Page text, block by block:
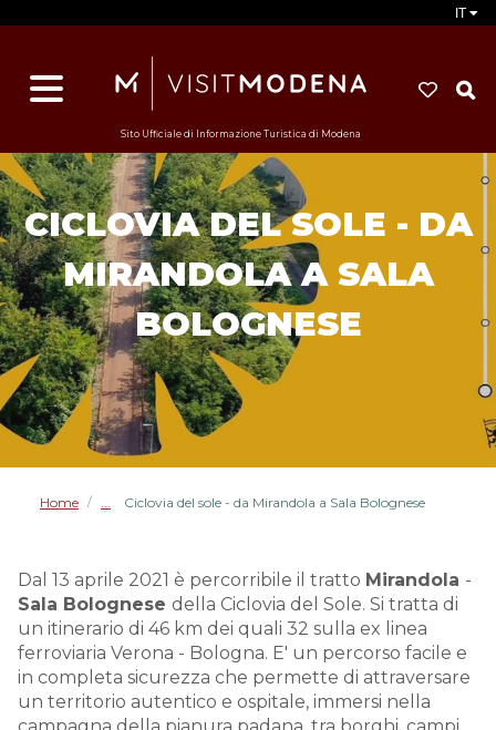
IT
Sito Ufficiale di Informazione Turistica di Modena
CICLOVIA DEL SOLE - DA
MIRANDOLA A SALA
BOLOGNESE
Home / Ciclovia del sole - da Mirandola a Sala Bolognese
Dal 13 aprile 2021 è percorribile il tratto Mirandola -
Sala Bolognese della Ciclovia del Sole. Si tratta di
un itinerario di 46 km dei quali 32 sulla ex linea
ferroviaria Verona - Bologna. E' un percorso facile e
in completa sicurezza che permette di attraversare
un territorio autentico e ospitale, immersi nella